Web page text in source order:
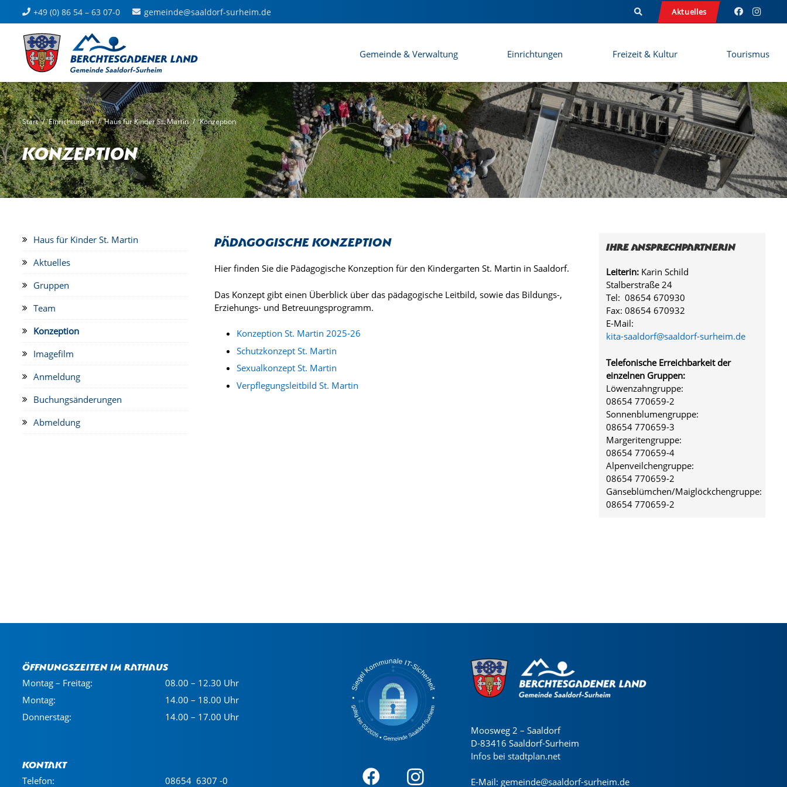
+49 (0) 86 54 – 63 07-0 gemeinde@saaldorf-surheim.de Aktuelles
Gemeinde & Verwaltung Einrichtungen Freizeit & Kultur Tourismus
Start / Einrichtungen / Haus für Kinder St. Martin / Konzeption
Konzeption
Haus für Kinder St. Martin
Aktuelles
Gruppen
Team
Konzeption
Imagefilm
Anmeldung
Buchungsänderungen
Abmeldung
Pädagogische Konzeption
Hier finden Sie die Pädagogische Konzeption für den Kindergarten St. Martin in Saaldorf.
Das Konzept gibt einen Überblick über das pädagogische Leitbild, sowie das Bildungs-,
Erziehungs- und Betreuungsprogramm.
Konzeption St. Martin 2025-26
Schutzkonzept St. Martin
Sexualkonzept St. Martin
Verpflegungsleitbild St. Martin
Ihre Ansprechpartnerin
Leiterin: Karin Schild
Stalberstraße 24
Tel: 08654 670930
Fax: 08654 670932
E-Mail:
kita-saaldorf@saaldorf-surheim.de
Telefonische Erreichbarkeit der
einzelnen Gruppen:
Löwenzahngruppe:
08654 770659-2
Sonnenblumengruppe:
08654 770659-3
Margeritengruppe:
08654 770659-4
Alpenveilchengruppe:
08654 770659-2
Gänseblümchen/Maiglöckchengruppe:
08654 770659-2
Öffnungszeiten im Rathaus
Montag – Freitag:
08.00 – 12.30 Uhr
Montag:
14.00 – 18.00 Uhr
Donnerstag:
14.00 – 17.00 Uhr
Kontakt
Telefon: 08654 6307 -0
Moosweg 2 – Saaldorf
D-83416 Saaldorf-Surheim
Infos bei stadtplan.net
E-Mail: gemeinde@saaldorf-surheim.de